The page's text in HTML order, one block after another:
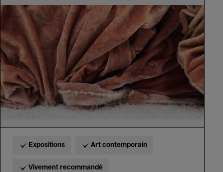
Dekyndt
Cristóbal
Balenciaga
Expositions Art contemporain
Vivement recommandé